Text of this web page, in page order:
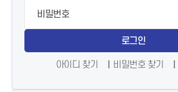
로그인
아이디 찾기 비밀번호 찾기